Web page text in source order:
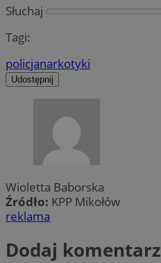
Słuchaj
Tagi:
policjanarkotyki
Udostępnij
Wioletta Baborska
Źródło: KPP Mikołów
reklama
Dodaj komentarz